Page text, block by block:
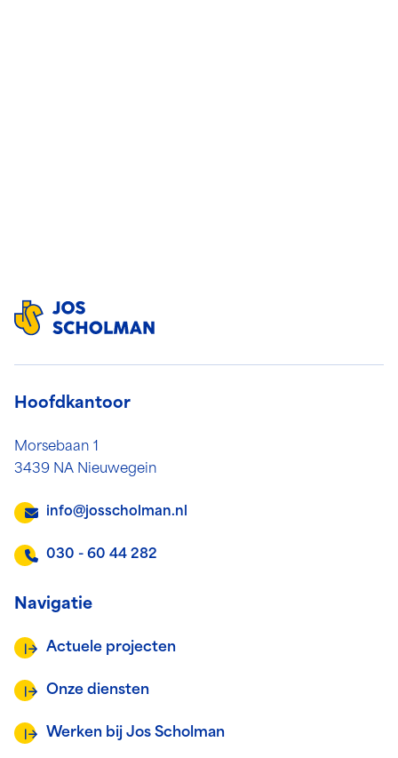
Hoofdkantoor
Morsebaan 1
3439 NA Nieuwegein
info@josscholman.nl
030 - 60 44 282
Navigatie
Actuele projecten
Onze diensten
Werken bij Jos Scholman